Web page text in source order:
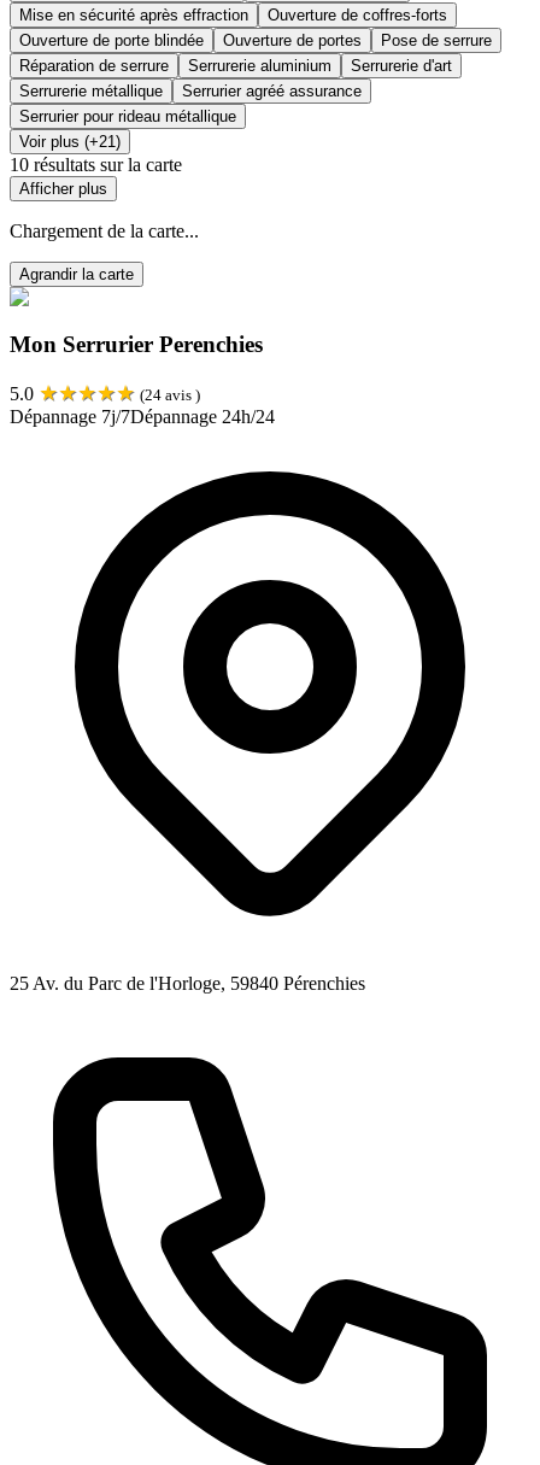
Mise en sécurité après effraction
Ouverture de coffres-forts
Ouverture de porte blindée
Ouverture de portes
Pose de serrure
Réparation de serrure
Serrurerie aluminium
Serrurerie d'art
Serrurerie métallique
Serrurier agréé assurance
Serrurier pour rideau métallique
Voir plus (+21)
10 résultats sur la carte
Afficher plus
Chargement de la carte...
Agrandir la carte
Mon Serrurier Perenchies
5.0 ★★★★★ (24 avis )
Dépannage 7j/7Dépannage 24h/24
25 Av. du Parc de l'Horloge, 59840 Pérenchies